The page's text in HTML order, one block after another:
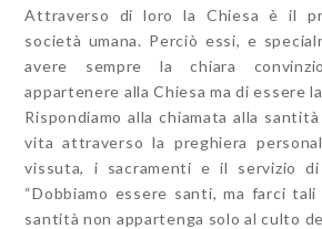
Attraverso di loro la Chiesa è il
società umana. Perciò essi, e
avere sempre la chiara
appartenere alla Chiesa ma di essere la
Rispondiamo alla chiamata alla
vita attraverso la preghiera
vissuta, i sacramenti e il servizio
“Dobbiamo essere santi, ma farci
santità non appartenga solo al culto